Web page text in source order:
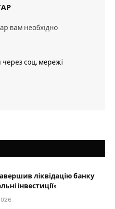
вам необхідно
через соц. мережі
ліквідацію банку
інвестиції»